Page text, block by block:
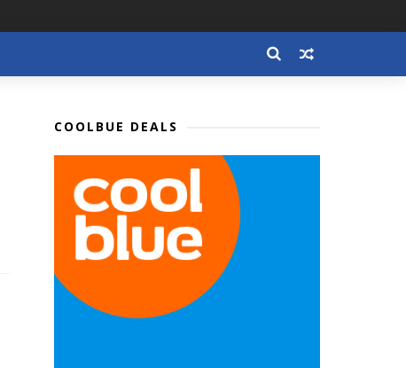
COOLBUE DEALS